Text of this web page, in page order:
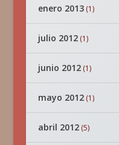
enero 2013(1)
julio 2012(1)
junio 2012(1)
mayo 2012(1)
abril 2012(5)